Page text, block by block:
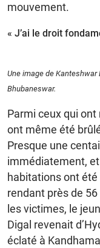
mouvement.
« J’ai le droit
Une image de
Bhubaneswar.
Parmi ceux qui
ont même été
Presque une
immédiatement,
habitations ont
rendant près de
les victimes, le
Digal revenait
éclaté à